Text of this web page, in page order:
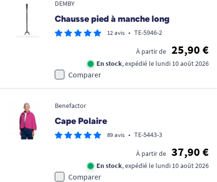
DEMBY
Chausse pied à manche long
12 avis • TE-5946-2
À partir de 25,90 €
En stock, expédié le lundi 10 août 2026
Comparer
Benefactor
Cape Polaire
89 avis • TE-5443-3
À partir de 37,90 €
En stock, expédié le lundi 10 août 2026
Comparer